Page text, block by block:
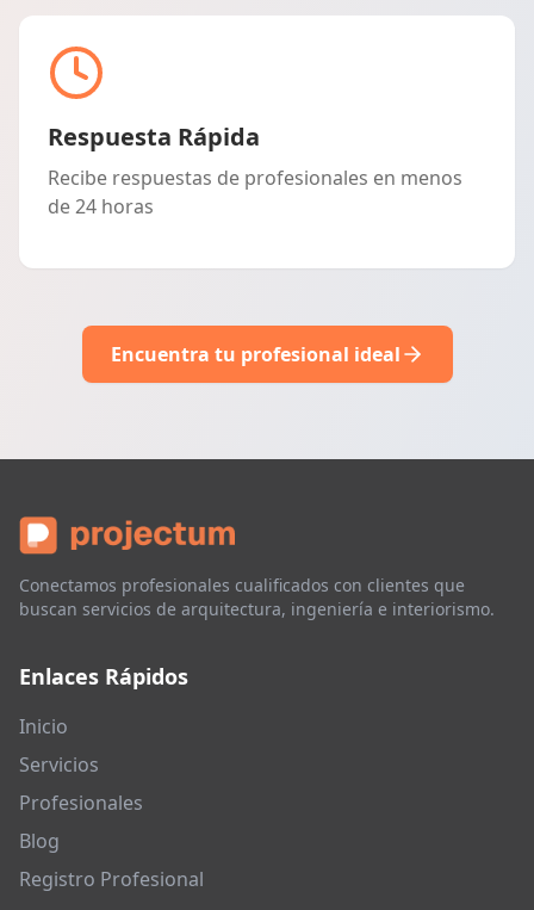
Respuesta Rápida
Recibe respuestas de profesionales en menos
de 24 horas
Encuentra tu profesional ideal
Conectamos profesionales cualificados con clientes que
buscan servicios de arquitectura, ingeniería e interiorismo.
Enlaces Rápidos
Inicio
Servicios
Profesionales
Blog
Registro Profesional